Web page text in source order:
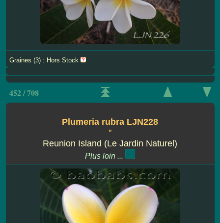
Graines (3) : Hors Stock
452 / 708
Plumeria rubra LJN228
''
Reunion Island (Le Jardin Naturel)
Plus loin ...